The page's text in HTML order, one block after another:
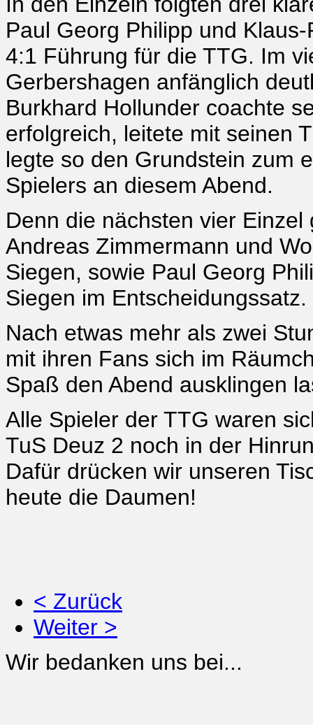
Paul Georg Philipp und
4:1 Führung für die TTG. Im
Gerbershagen anfänglich
Burkhard Hollunder coachte
erfolgreich, leitete mit seinen
legte so den Grundstein zum
Spielers an diesem Abend.
Denn die nächsten vier
Andreas Zimmermann und
Siegen, sowie Paul Georg
Siegen im Entscheidungssatz.
Nach etwas mehr als zwei
mit ihren Fans sich im
Spaß den Abend ausklingen
Alle Spieler der TTG waren
TuS Deuz 2 noch in der
Dafür drücken wir unseren
heute die Daumen!
< Zurück
Weiter >
Wir bedanken uns bei...